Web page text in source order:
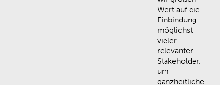
Wert auf die
Einbindung
möglichst
vieler
relevanter
Stakeholder,
um
ganzheitliche